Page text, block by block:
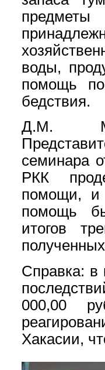
воды,
помощь
бедствия.
Д.М.
семинара
РКК
помощи, и
помощь
итогов
Справка: в
000,00
Хакасии,